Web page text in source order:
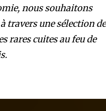
nous souhaitons
travers une sélection de
rares cuites au feu de